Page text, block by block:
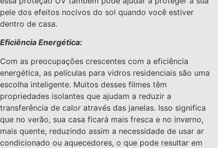
pele dos efeitos nocivos do sol quando você estiver
dentro de casa.
Eficiência Energética:
Com as preocupações crescentes com a eficiência
energética, as películas para vidros residenciais são uma
escolha inteligente. Muitos desses filmes têm
propriedades isolantes que ajudam a reduzir a
transferência de calor através das janelas. Isso significa
que no verão, sua casa ficará mais fresca e no inverno,
mais quente, reduzindo assim a necessidade de usar ar
condicionado ou aquecedores, o que pode resultar em